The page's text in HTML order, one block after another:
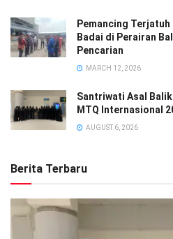
Pemancing
Badai di Perairan
Pencarian
MARCH 12, 2026
Santriwati Asal
MTQ Internasional
AUGUST 6, 2026
Berita Terbaru